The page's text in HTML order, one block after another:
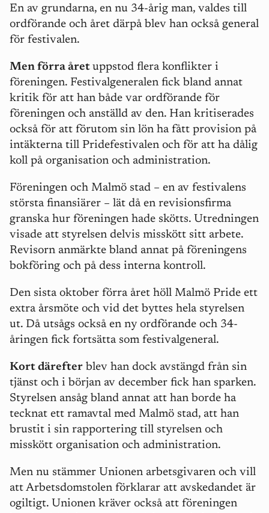
En av grundarna, en nu 34-årig man, valdes till
ordförande och året därpå blev han också general
för festivalen.
Men förra året uppstod flera konflikter i
föreningen. Festivalgeneralen fick bland annat
kritik för att han både var ordförande för
föreningen och anställd av den. Han kritiserades
också för att förutom sin lön ha fått provision på
intäkterna till Pridefestivalen och för att ha dålig
koll på organisation och administration.
Föreningen och Malmö stad – en av festivalens
största finansiärer – lät då en revisionsfirma
granska hur föreningen hade skötts. Utredningen
visade att styrelsen delvis misskött sitt arbete.
Revisorn anmärkte bland annat på föreningens
bokföring och på dess interna kontroll.
Den sista oktober förra året höll Malmö Pride ett
extra årsmöte och vid det byttes hela styrelsen
ut. Då utsågs också en ny ordförande och 34-
åringen fick fortsätta som festivalgeneral.
Kort därefter blev han dock avstängd från sin
tjänst och i början av december fick han sparken.
Styrelsen ansåg bland annat att han borde ha
tecknat ett ramavtal med Malmö stad, att han
brustit i sin rapportering till styrelsen och
misskött organisation och administration.
Men nu stämmer Unionen arbetsgivaren och vill
att Arbetsdomstolen förklarar att avskedandet är
ogiltigt. Unionen kräver också att föreningen